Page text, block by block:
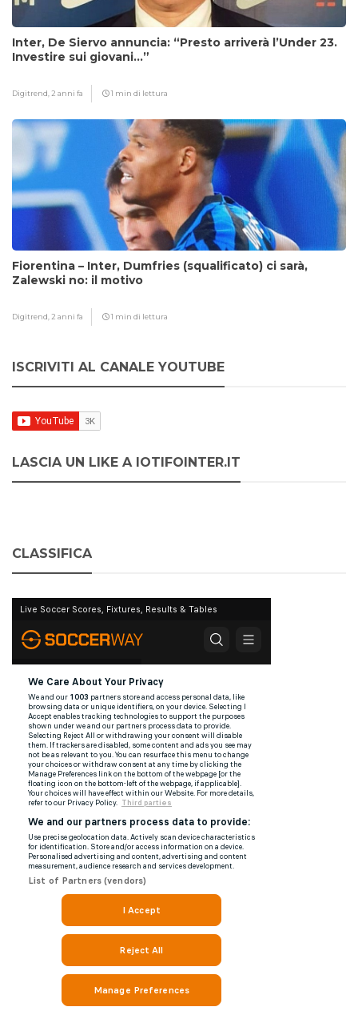
Inter, De Siervo annuncia: “Presto arriverà l’Under 23.
Investire sui giovani…”
Digitrend, 2 anni fa 1 min di lettura
Fiorentina – Inter, Dumfries (squalificato) ci sarà,
Zalewski no: il motivo
Digitrend, 2 anni fa 1 min di lettura
ISCRIVITI AL CANALE YOUTUBE
LASCIA UN LIKE A IOTIFOINTER.IT
CLASSIFICA